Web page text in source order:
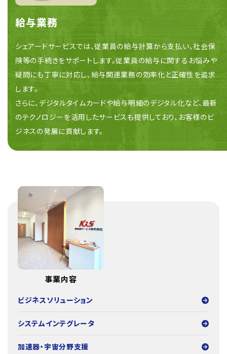
給与業務
シェアードサービスでは、従業員の給与計算から支払い、社会保
険等の手続きをサポートします。従業員の給与に関するお悩みや
疑問にも丁寧に対応し、給与関連業務の効率化と正確性を追求
します。
さらに、デジタルタイムカードや給与明細のデジタル化など、最新
のテクノロジーを活用したサービスも提供しており、お客様のビ
ジネスの発展に貢献します。
事業内容
ビジネスソリューション
システムインテグレータ
加速器・宇宙分野支援